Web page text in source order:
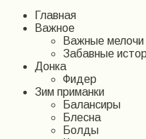
Главная
Важное
Важные мелочи
Забавные
Донка
Фидер
Зим приманки
Балансиры
Блесна
Болды